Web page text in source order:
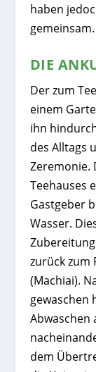
haben
gemeinsam.
DIE
Der zum
einem
ihn
des Alltags
Zeremonie.
Teehauses
Gastgeber
Wasser.
zurück zum
(Machiai).
gewaschen
Abwaschen
dem